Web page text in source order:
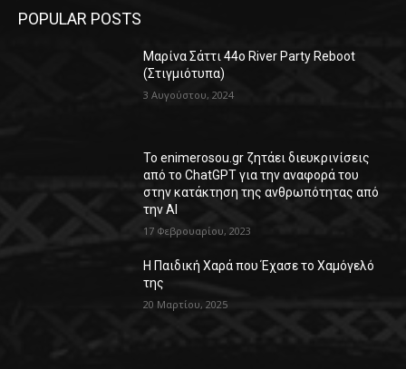
POPULAR POSTS
Μαρίνα Σάττι 44o River Party Reboot
(Στιγμιότυπα)
3 Αυγούστου, 2024
Το enimerosou.gr ζητάει διευκρινίσεις
από το ChatGPT για την αναφορά του
στην κατάκτηση της ανθρωπότητας από
την AI
17 Φεβρουαρίου, 2023
Η Παιδική Χαρά που Έχασε το Χαμόγελό
της
20 Μαρτίου, 2025